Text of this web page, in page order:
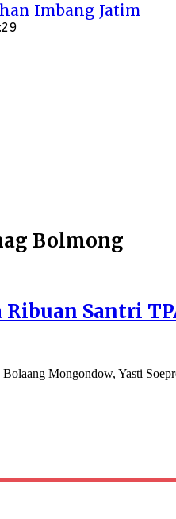
Imbang Jatim
Bolmong
Santri
Mongondow, Yasti